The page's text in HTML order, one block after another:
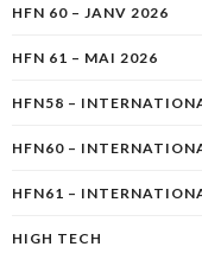
HFN 60 – JANV 2026
HFN 61 – MAI 2026
HFN58 –
HFN60 –
HFN61 –
HIGH TECH